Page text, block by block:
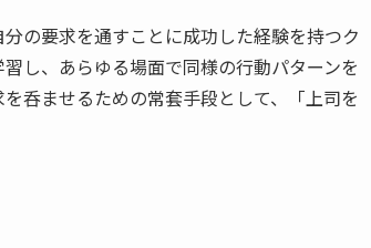
の要求を通すことに成功した経験を持つク
し、あらゆる場面で同様の行動パターンを
呑ませるための常套手段として、「上司を